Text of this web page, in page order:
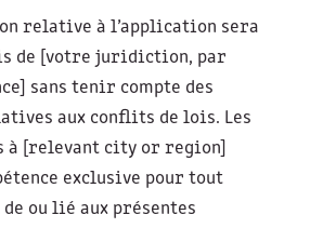
relative à l’application sera
de [votre juridiction, par
sans tenir compte des
aux conflits de lois. Les
à [relevant city or region]
exclusive pour tout
ou lié aux présentes